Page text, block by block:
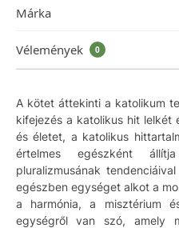
Márka
Vélemények 0
A kötet áttekinti a katolikum
kifejezés a katolikus hit lelkét
és életet, a katolikus
értelmes egészként
pluralizmusának
egészben egységet alkot a
a harmónia, a misztérium
egységről van szó, amely